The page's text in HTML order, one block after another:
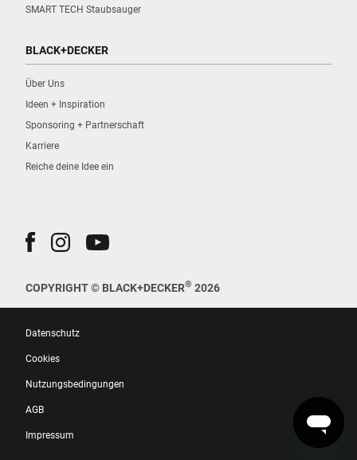
SMART TECH Staubsauger
BLACK+DECKER
Über Uns
Ideen + Inspiration
Sponsoring + Partnerschaft
Karriere
Reiche deine Idee ein
COPYRIGHT © BLACK+DECKER® 2026
Datenschutz
Cookies
Nutzungsbedingungen
AGB
Impressum